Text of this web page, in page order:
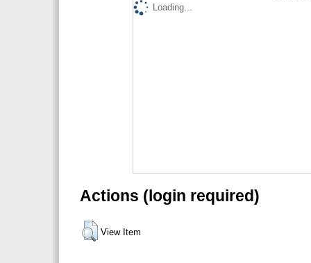
Loading...
Actions (login required)
View Item